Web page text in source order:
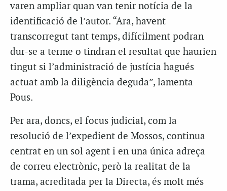
varen ampliar quan van tenir notícia de la
identificació de l’autor. “Ara, havent
transcorregut tant temps, difícilment podran
dur-se a terme o tindran el resultat que haurien
tingut si l’administració de justícia hagués
actuat amb la diligència deguda”, lamenta
Pous.
Per ara, doncs, el focus judicial, com la
resolució de l’expedient de Mossos, continua
centrat en un sol agent i en una única adreça
de correu electrònic, però la realitat de la
trama, acreditada per la Directa, és molt més